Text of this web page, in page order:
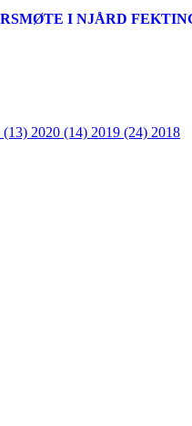
I NJÅRD
(13) 2020 (14) 2019 (24) 2018